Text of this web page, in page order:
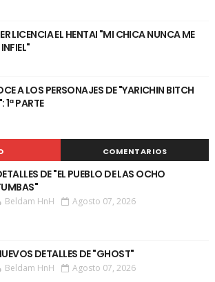
LICENCIA EL HENTAI "MI CHICA NUNCA ME
A LOS PERSONAJES DE "YARICHIN BITCH
1ª PARTE
COMENTARIOS
DE "EL PUEBLO DE LAS OCHO
Beldam HnH Agosto 07, 2026
DETALLES DE "GHOST"
Beldam HnH Agosto 07, 2026